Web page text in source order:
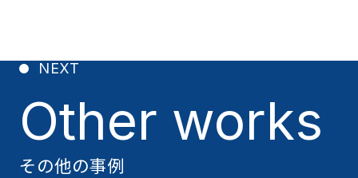
NEXT
Other works
その他の事例